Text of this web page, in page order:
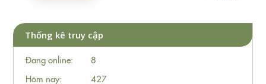
Thống kê truy cập
Đang online:
8
Hôm nay:
427